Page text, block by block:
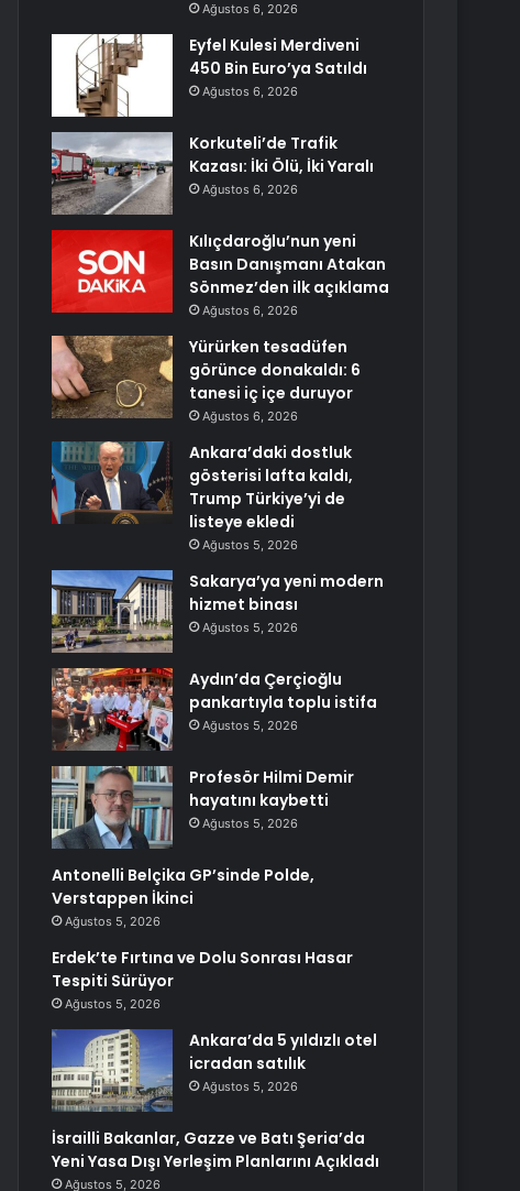
Ağustos 6, 2026
Eyfel Kulesi Merdiveni
450 Bin Euro’ya Satıldı
Ağustos 6, 2026
Korkuteli’de Trafik
Kazası: İki Ölü, İki Yaralı
Ağustos 6, 2026
Kılıçdaroğlu’nun yeni
Basın Danışmanı Atakan
Sönmez’den ilk açıklama
Ağustos 6, 2026
Yürürken tesadüfen
görünce donakaldı: 6
tanesi iç içe duruyor
Ağustos 6, 2026
Ankara’daki dostluk
gösterisi lafta kaldı,
Trump Türkiye’yi de
listeye ekledi
Ağustos 5, 2026
Sakarya’ya yeni modern
hizmet binası
Ağustos 5, 2026
Aydın’da Çerçioğlu
pankartıyla toplu istifa
Ağustos 5, 2026
Profesör Hilmi Demir
hayatını kaybetti
Ağustos 5, 2026
Antonelli Belçika GP’sinde Polde,
Verstappen İkinci
Ağustos 5, 2026
Erdek’te Fırtına ve Dolu Sonrası Hasar
Tespiti Sürüyor
Ağustos 5, 2026
Ankara’da 5 yıldızlı otel
icradan satılık
Ağustos 5, 2026
İsrailli Bakanlar, Gazze ve Batı Şeria’da
Yeni Yasa Dışı Yerleşim Planlarını Açıkladı
Ağustos 5, 2026